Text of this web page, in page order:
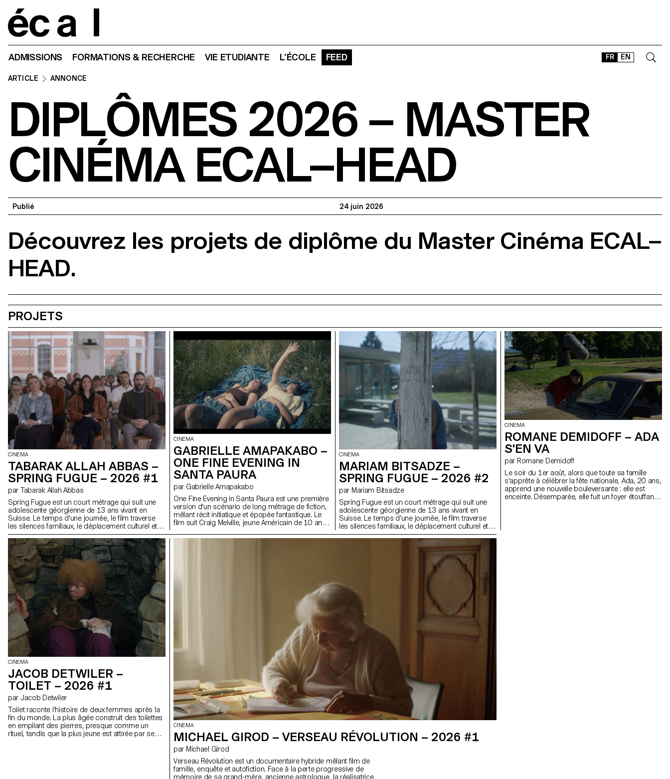
FR EN
ADMISSIONS FORMATIONS & RECHERCHE VIE ETUDIANTE L’ÉCOLE FEED
SHOP
TYPEFACES
OFFLINE-ONLINE
ARTICLE ANNONCE
DIPLÔMES 2026 – MASTER
CINÉMA ECAL–HEAD
Publié 24 juin 2026
Découvrez les projets de diplôme du Master Cinéma ECAL–
HEAD.
PROJETS
CINEMA
TABARAK ALLAH ABBAS –
SPRING FUGUE – 2026 #1
par Tabarak Allah Abbas
Spring Fugue est un court métrage qui suit une
adolescente géorgienne de 13 ans vivant en
Suisse. Le temps d'une journée, le film traverse
les silences familiaux, le déplacement culturel et
les tensions politiques héritées du monde des
adultes. En déconstruisant les schémas
dramaturgiques classiques, Spring Fugue
cherche à placer le spectateur dans la même
position que la mère de l'enfant : observer,
interpréter et douter. Dans la contrainte d'un
format de dix minutes, le film construit sa tension
à travers les gestes, les regards et le mouvement
plutôt que par le dialogue ou l'explication.
CINEMA
GABRIELLE AMAPAKABO –
ONE FINE EVENING IN
SANTA PAURA
par Gabrielle Amapakabo
One Fine Evening in Santa Paura est une première
version d'un scénario de long métrage de fiction,
mêlant récit initiatique et épopée fantastique. Le
film suit Craig Melville, jeune Américain de 10 ans,
village du Tessin, le temps d'un été. Alors que le
villa dans laquelle ils résident, qui lui fait découvrir
la beauté de la nature. Mais les plans de Charles
pour la vallée pourraient venir entacher leur amitié
naissante. Ce projet cherche à explorer la mise en
scène du silence, de l'enfance et des lieux en tant
CINEMA
MARIAM BITSADZE –
SPRING FUGUE – 2026 #2
par Mariam Bitsadze
Spring Fugue est un court métrage qui suit une
adolescente géorgienne de 13 ans vivant en
Suisse. Le temps d'une journée, le film traverse
les silences familiaux, le déplacement culturel et
les tensions politiques héritées du monde des
adultes. En déconstruisant les schémas
dramaturgiques classiques, Spring Fugue
cherche à placer le spectateur dans la même
position que la mère de l'enfant : observer,
interpréter et douter. Dans la contrainte d'un
format de dix minutes, le film construit sa tension
à travers les gestes, les regards et le mouvement
plutôt que par le dialogue ou l'explication.
CINEMA
ROMANE DEMIDOFF – ADA
S'EN VA
par Romane Demidoff
Le soir du 1er août, alors que toute sa famille
s'apprête à célébrer la fête nationale, Ada, 20 ans,
apprend une nouvelle bouleversante : elle est
enceinte. Désemparée, elle fuit un foyer étouffant.
CINEMA
JACOB DETWILER –
TOILET – 2026 #1
par Jacob Detwiler
Toilet raconte l'histoire de deux femmes après la
fin du monde. La plus âgée construit des toilettes
en empilant des pierres, presque comme un
rituel, tandis que la plus jeune est attirée par ses
CINEMA
MICHAEL GIROD – VERSEAU RÉVOLUTION – 2026 #1
par Michael Girod
Verseau Révolution est un documentaire hybride mêlant film de
famille, enquête et autofiction. Face à la perte progressive de
mémoire de sa grand-mère, ancienne astrologue, la réalisatrice